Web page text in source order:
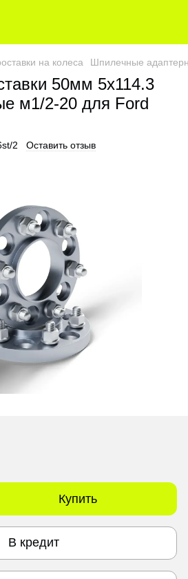
на колеса Шпилечные
50мм 5х114.3
м1/2-20 для Ford
2 Оставить отзыв
Купить
В кредит